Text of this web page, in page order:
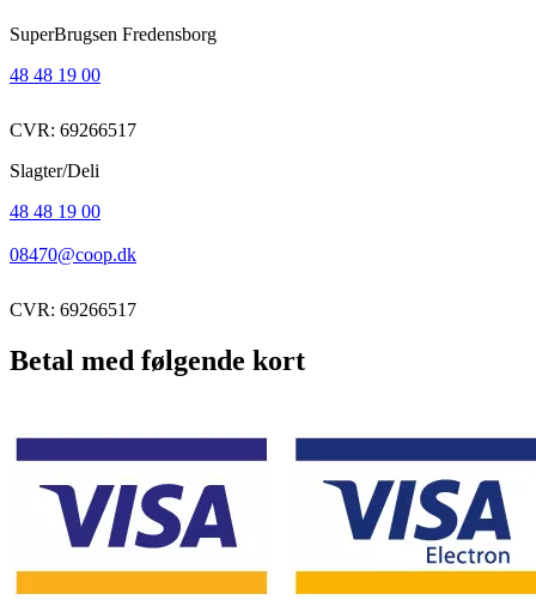
SuperBrugsen Fredensborg
48 48 19 00
CVR: 69266517
Slagter/Deli
48 48 19 00
08470@coop.dk
CVR: 69266517
Betal med følgende kort